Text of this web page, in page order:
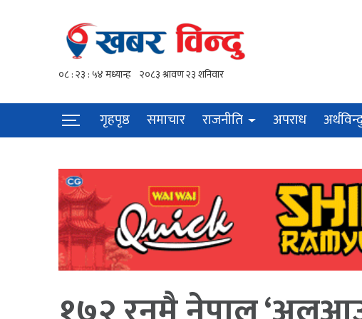
गृहपृष्ठ समाचार राजनीति अपराध